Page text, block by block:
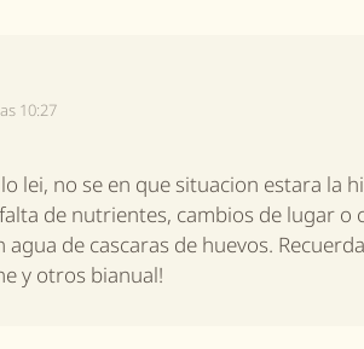
10:27
lei, no se en que situacion estara la
de nutrientes, cambios de lugar o
agua de cascaras de huevos.
y otros bianual!